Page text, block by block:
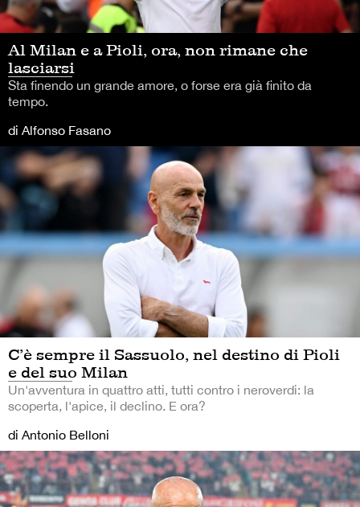
Al Milan e a Pioli, ora, non rimane che
lasciarsi
Sta finendo un grande amore, o forse era già finito da
tempo.
di Alfonso Fasano
C’è sempre il Sassuolo, nel destino di Pioli
e del suo Milan
Un'avventura in quattro atti, tutti contro i neroverdi: la
scoperta, l'apice, il declino. E ora?
di Antonio Belloni